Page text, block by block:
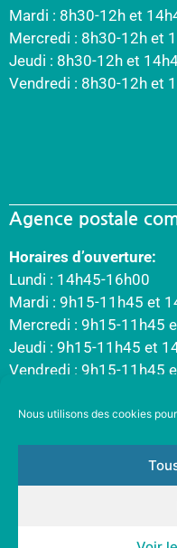
Nous utilisons des cookies
Mardi : 8h30-12h et
Mercredi : 8h30-12h et
Jeudi : 8h30-12h et
Vendredi : 8h30-12h et
Agence postale
Horaires d’ouverture:
Lundi : 14h45-16h00
Mardi : 9h15-11h45 et
Mercredi : 9h15-11h45
Jeudi : 9h15-11h45 et
Vendredi : 9h15-11h45